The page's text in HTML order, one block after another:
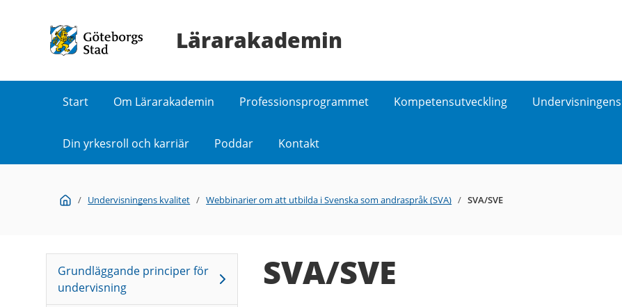
Lärarakademin
Start Om Lärarakademin Professionsprogrammet Kompetensutveckling
Din yrkesroll och karriär Poddar Kontakt
Du Start
/ Undervisningens kvalitet / Webbinarier om att utbilda i Svenska som andraspråk (SVA) / SVA/SVE
Grundläggande principer för
undervisning
SVA/SVE